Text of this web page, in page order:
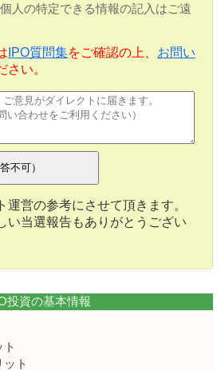
人の特定できる情報の記入はご遠
IPO質問集をご確認の上、 お問い
さい。
運営の参考にさせて頂きます。
い当選報告もありがとうござい
投資の基本情報
ト